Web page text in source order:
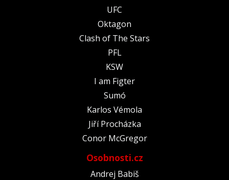
UFC
Oktagon
Clash of The Stars
PFL
KSW
I am Figter
Sumó
Karlos Vémola
Jiří Procházka
Conor McGregor
Osobnosti.cz
Andrej Babiš